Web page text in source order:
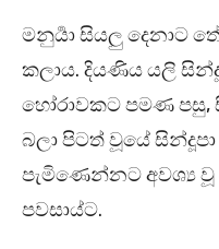
මනුර්‍යා සියලු දෙනාට
කලාය. දියණිය යලි
හෝරාවකට පමණ පසු,
බලා පිටත් වූයේ
පැමිණෙන්නට අවශ්‍ය
පවසාය්ට.